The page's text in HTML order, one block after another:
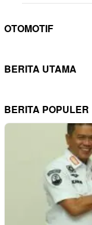
OTOMOTIF
BERITA UTAMA
BERITA POPULER